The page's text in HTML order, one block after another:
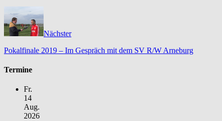
Nächster
Pokalfinale 2019 – Im Gespräch mit dem SV R/W Arneburg
Termine
Fr.
14
Aug.
2026